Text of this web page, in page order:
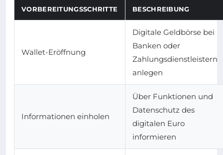
VORBEREITUNGSSCHRITTE BESCHREIBUNG
Wallet-Eröffnung
Digitale Geldbörse bei
Banken oder
Zahlungsdienstleistern
anlegen
Informationen einholen
Über Funktionen und
Datenschutz des
digitalen Euro
informieren